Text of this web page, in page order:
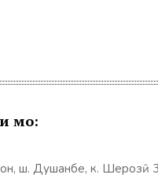
мо:
ш. Душанбе, к. Шерозӣ